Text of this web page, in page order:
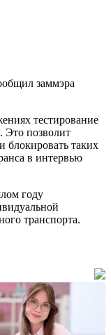
заммэра
тестирование
Это позволит
блокировать таких
в интервью
году
транспорта.